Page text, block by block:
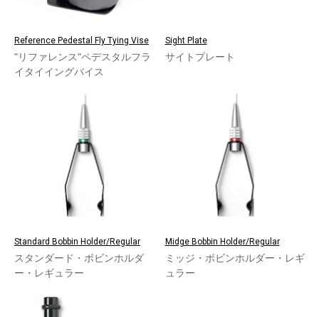
Reference Pedestal Fly Tying Vise
"リファレンス"ペデスタルフラ
イタイイングバイス
Sight Plate
サイトプレート
Standard Bobbin Holder/Regular
スタンダード・ボビンホルダ
ー・レギュラー
Midge Bobbin Holder/Regular
ミッジ・ボビンホルダー・レギ
ュラー